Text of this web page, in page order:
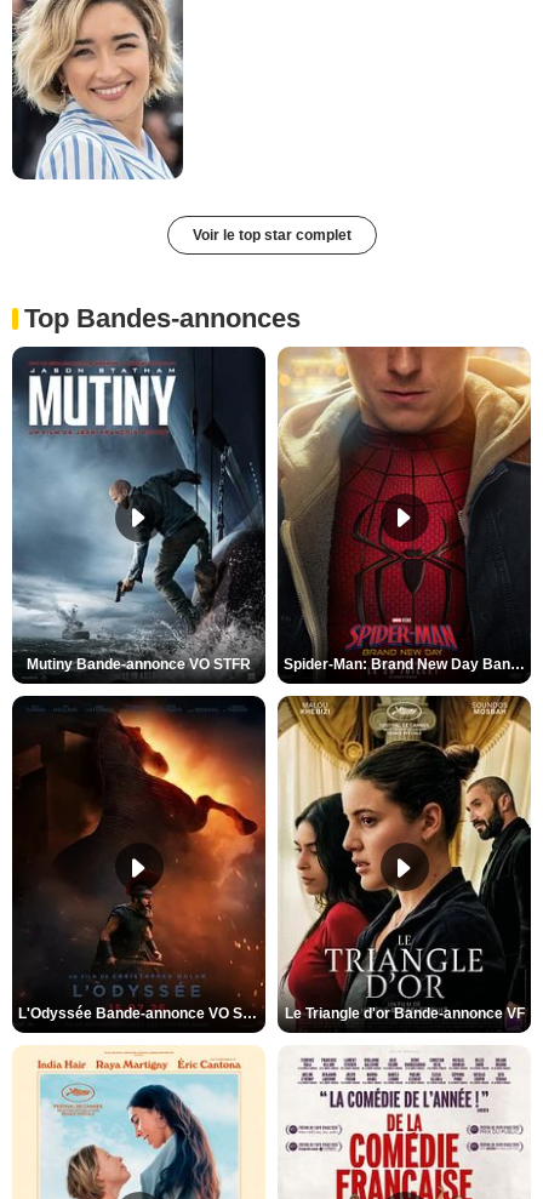
Voir le top star complet
Top Bandes-annonces
Mutiny Bande-annonce VO STFR Spider-Man: Brand New Day Bande-annonce VO STFR
L'Odyssée Bande-annonce VO STFR Le Triangle d'or Bande-annonce VF